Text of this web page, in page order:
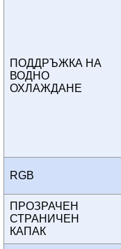
ПОДДРЪЖКА НА
ВОДНО
ОХЛАЖДАНЕ
RGB
ПРОЗРАЧЕН
СТРАНИЧЕН
КАПАК